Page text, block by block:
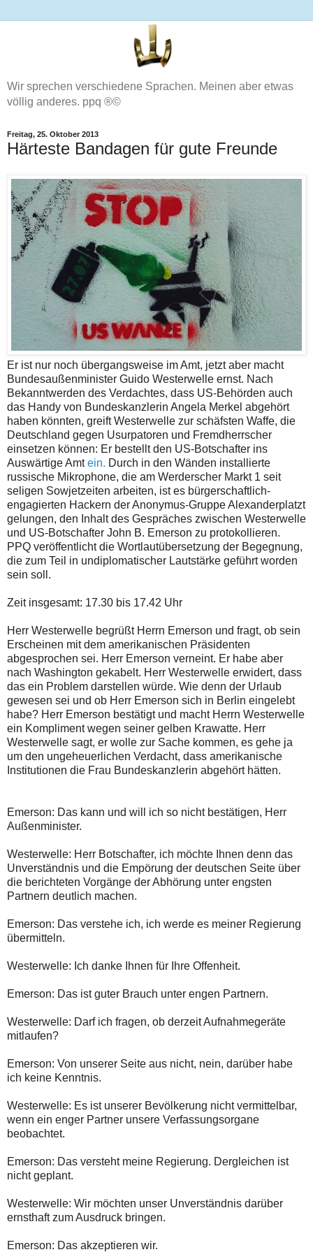
Wir sprechen verschiedene Sprachen. Meinen aber etwas
völlig anderes. ppq ®©
Freitag, 25. Oktober 2013
Härteste Bandagen für gute Freunde
Er ist nur noch übergangsweise im Amt, jetzt aber macht
Bundesaußenminister Guido Westerwelle ernst. Nach
Bekanntwerden des Verdachtes, dass US-Behörden auch
das Handy von Bundeskanzlerin Angela Merkel abgehört
haben könnten, greift Westerwelle zur schäfsten Waffe, die
Deutschland gegen Usurpatoren und Fremdherrscher
einsetzen können: Er bestellt den US-Botschafter ins
Auswärtige Amtein. Durch in den Wänden installierte
russische Mikrophone, die am Werderscher Markt 1 seit
seligen Sowjetzeiten arbeiten, ist es bürgerschaftlich-
engagierten Hackern der Anonymus-Gruppe Alexanderplatzt
gelungen, den Inhalt des Gespräches zwischen Westerwelle
und US-Botschafter John B. Emerson zu protokollieren.
PPQ veröffentlicht die Wortlautübersetzung der Begegnung,
die zum Teil in undiplomatischer Lautstärke geführt worden
sein soll.
Zeit insgesamt: 17.30 bis 17.42 Uhr
Herr Westerwelle begrüßt Herrn Emerson und fragt, ob sein
Erscheinen mit dem amerikanischen Präsidenten
abgesprochen sei. Herr Emerson verneint. Er habe aber
nach Washington gekabelt. Herr Westerwelle erwidert, dass
das ein Problem darstellen würde. Wie denn der Urlaub
gewesen sei und ob Herr Emerson sich in Berlin eingelebt
habe? Herr Emerson bestätigt und macht Herrn Westerwelle
ein Kompliment wegen seiner gelben Krawatte. Herr
Westerwelle sagt, er wolle zur Sache kommen, es gehe ja
um den ungeheuerlichen Verdacht, dass amerikanische
Institutionen die Frau Bundeskanzlerin abgehört hätten.
Emerson: Das kann und will ich so nicht bestätigen, Herr
Außenminister.
Westerwelle: Herr Botschafter, ich möchte Ihnen denn das
Unverständnis und die Empörung der deutschen Seite über
die berichteten Vorgänge der Abhörung unter engsten
Partnern deutlich machen.
Emerson: Das verstehe ich, ich werde es meiner Regierung
übermitteln.
Westerwelle: Ich danke Ihnen für Ihre Offenheit.
Emerson: Das ist guter Brauch unter engen Partnern.
Westerwelle: Darf ich fragen, ob derzeit Aufnahmegeräte
mitlaufen?
Emerson: Von unserer Seite aus nicht, nein, darüber habe
ich keine Kenntnis.
Westerwelle: Es ist unserer Bevölkerung nicht vermittelbar,
wenn ein enger Partner unsere Verfassungsorgane
beobachtet.
Emerson: Das versteht meine Regierung. Dergleichen ist
nicht geplant.
Westerwelle: Wir möchten unser Unverständnis darüber
ernsthaft zum Ausdruck bringen.
Emerson: Das akzeptieren wir.